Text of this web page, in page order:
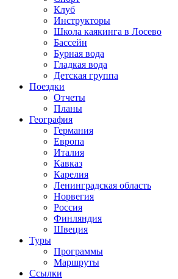
Клуб
Инструкторы
Школа каякинга в Лосево
Бассейн
Бурная вода
Гладкая вода
Детская группа
Поездки
Отчеты
Планы
География
Германия
Европа
Италия
Кавказ
Карелия
Ленинградская область
Норвегия
Россия
Финляндия
Швеция
Туры
Программы
Маршруты
Ссылки